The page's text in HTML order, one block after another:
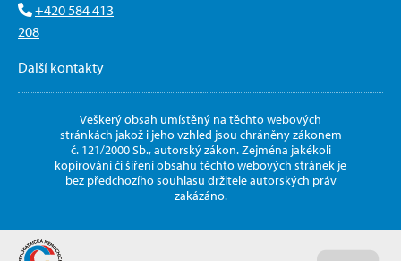
+420 584 413
208
Další kontakty
Veškerý obsah umístěný na těchto webových
stránkách jakož i jeho vzhled jsou chráněny zákonem
č. 121/2000 Sb., autorský zákon. Zejména jakékoli
kopírování či šíření obsahu těchto webových stránek je
bez předchozího souhlasu držitele autorských práv
zakázáno.